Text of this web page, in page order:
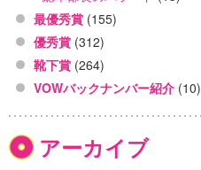
最優秀賞 (155)
優秀賞 (312)
靴下賞 (264)
VOWバックナンバー紹介 (10)
アーカイブ